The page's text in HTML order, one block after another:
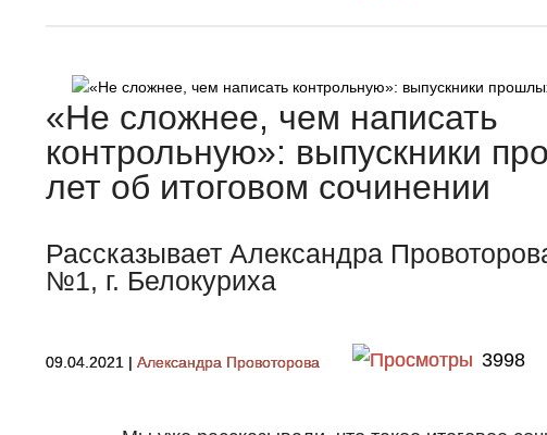
«Не сложнее, чем написать
контрольную»: выпускники
лет об итоговом сочинении
Рассказывает Александра
№1, г. Белокуриха
09.04.2021 | Александра Провоторова 3998